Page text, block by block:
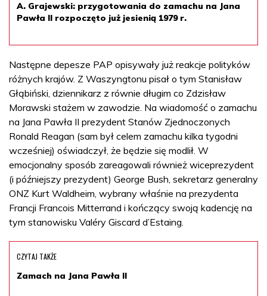
A. Grajewski: przygotowania do zamachu na Jana
Pawła II rozpoczęto już jesienią 1979 r.
Następne depesze PAP opisywały już reakcje polityków
różnych krajów. Z Waszyngtonu pisał o tym Stanisław
Głąbiński, dziennikarz z równie długim co Zdzisław
Morawski stażem w zawodzie. Na wiadomość o zamachu
na Jana Pawła II prezydent Stanów Zjednoczonych
Ronald Reagan (sam był celem zamachu kilka tygodni
wcześniej) oświadczył, że będzie się modlił. W
emocjonalny sposób zareagowali również wiceprezydent
(i późniejszy prezydent) George Bush, sekretarz generalny
ONZ Kurt Waldheim, wybrany właśnie na prezydenta
Francji Francois Mitterrand i kończący swoją kadencję na
tym stanowisku Valéry Giscard d’Estaing.
CZYTAJ TAKŻE
Zamach na Jana Pawła II